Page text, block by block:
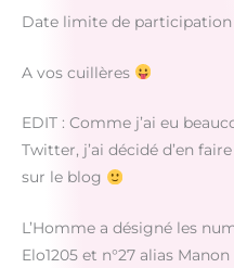
Date limite de participation
A vos cuillères
EDIT : Comme j’ai eu
Twitter, j’ai décidé d’en
sur le blog
L’Homme a désigné les
Elo1205 et n°27 alias Manon